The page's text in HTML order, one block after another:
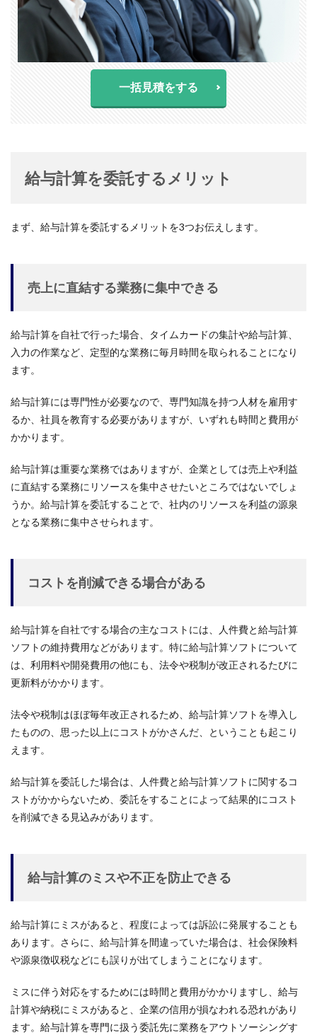
一括見積をする
給与計算を委託するメリット
まず、給与計算を委託するメリットを3つお伝えします。
売上に直結する業務に集中できる
給与計算を自社で行った場合、タイムカードの集計や給与計算、
入力の作業など、定型的な業務に毎月時間を取られることになり
ます。
給与計算には専門性が必要なので、専門知識を持つ人材を雇用す
るか、社員を教育する必要がありますが、いずれも時間と費用が
かかります。
給与計算は重要な業務ではありますが、企業としては売上や利益
に直結する業務にリソースを集中させたいところではないでしょ
うか。給与計算を委託することで、社内のリソースを利益の源泉
となる業務に集中させられます。
コストを削減できる場合がある
給与計算を自社でする場合の主なコストには、人件費と給与計算
ソフトの維持費用などがあります。特に給与計算ソフトについて
は、利用料や開発費用の他にも、法令や税制が改正されるたびに
更新料がかかります。
法令や税制はほぼ毎年改正されるため、給与計算ソフトを導入し
たものの、思った以上にコストがかさんだ、ということも起こり
えます。
給与計算を委託した場合は、人件費と給与計算ソフトに関するコ
ストがかからないため、委託をすることによって結果的にコスト
を削減できる見込みがあります。
給与計算のミスや不正を防止できる
給与計算にミスがあると、程度によっては訴訟に発展することも
あります。さらに、給与計算を間違っていた場合は、社会保険料
や源泉徴収税などにも誤りが出てしまうことになります。
ミスに伴う対応をするためには時間と費用がかかりますし、給与
計算や納税にミスがあると、企業の信用が損なわれる恐れがあり
ます。給与計算を専門に扱う委託先に業務をアウトソーシングす